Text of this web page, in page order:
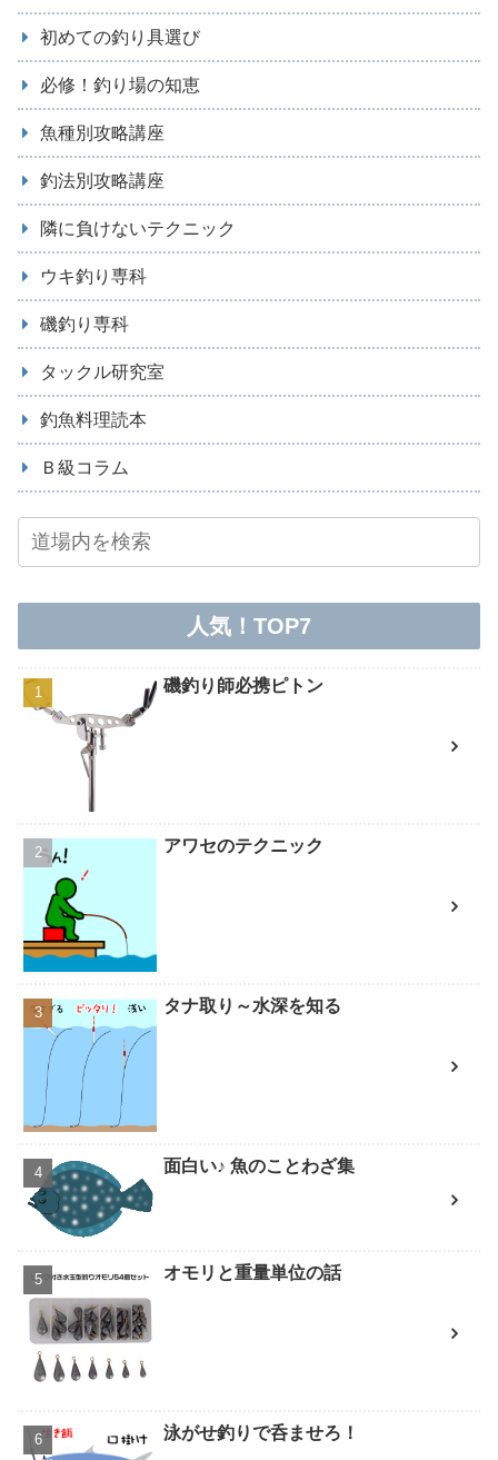
初めての釣り具選び
必修！釣り場の知恵
魚種別攻略講座
釣法別攻略講座
隣に負けないテクニック
ウキ釣り専科
磯釣り専科
タックル研究室
釣魚料理読本
Ｂ級コラム
人気！TOP7
磯釣り師必携ピトン
アワセのテクニック
タナ取り～水深を知る
面白い♪ 魚のことわざ集
オモリと重量単位の話
泳がせ釣りで呑ませろ！